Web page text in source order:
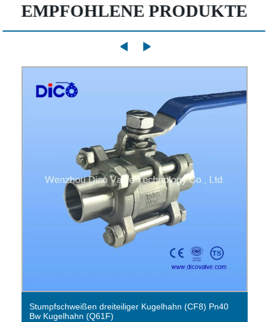
EMPFOHLENE PRODUKTE
Stumpfschweißen dreiteiliger Kugelhahn (CF8) Pn40
Bw Kugelhahn (Q61F)